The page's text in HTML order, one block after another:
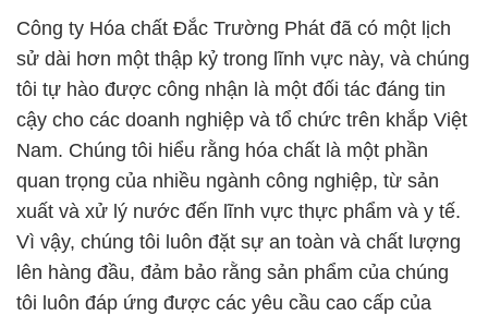
Công ty Hóa chất Đắc Trường Phát đã có một lịch
sử dài hơn một thập kỷ trong lĩnh vực này, và chúng
tôi tự hào được công nhận là một đối tác đáng tin
cậy cho các doanh nghiệp và tổ chức trên khắp Việt
Nam. Chúng tôi hiểu rằng hóa chất là một phần
quan trọng của nhiều ngành công nghiệp, từ sản
xuất và xử lý nước đến lĩnh vực thực phẩm và y tế.
Vì vậy, chúng tôi luôn đặt sự an toàn và chất lượng
lên hàng đầu, đảm bảo rằng sản phẩm của chúng
tôi luôn đáp ứng được các yêu cầu cao cấp của